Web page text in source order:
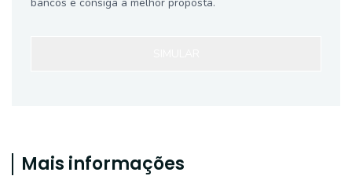
Mais informações